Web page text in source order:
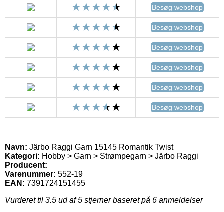
Besøg webshop
Besøg webshop
Besøg webshop
Besøg webshop
Besøg webshop
Besøg webshop
Navn: Järbo Raggi Garn 15145 Romantik Twist
Kategori: Hobby > Garn > Strømpegarn > Järbo Raggi
Producent:
Varenummer: 552-19
EAN: 7391724151455
Vurderet til 3.5 ud af 5 stjerner baseret på 6 anmeldelser